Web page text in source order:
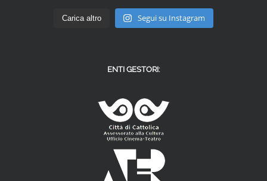
Carica altro Segui su Instagram
ENTI GESTORI: